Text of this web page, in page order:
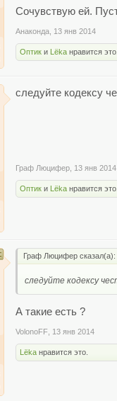
Сочувствую ей.
Анаконда 13 янв 2014
Оптик и Lёka нравится это.
следуйте кодексу
Граф Люцифер 13 янв 2014
Оптик и Lёka нравится это.
Граф Люцифер сказал(а):
следуйте кодексу
А такие есть ?
VolonoFF 13 янв 2014
Lёka нравится это.